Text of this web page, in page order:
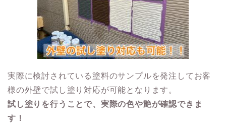
実際に検討されている塗料のサンプルを発注してお客
様の外壁で試し塗り対応が可能となります。
試し塗りを行うことで、実際の色や艶が確認できま
す！